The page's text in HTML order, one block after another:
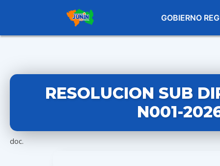
GOBIERNO
RESOLUCION SUB
N001-
doc.